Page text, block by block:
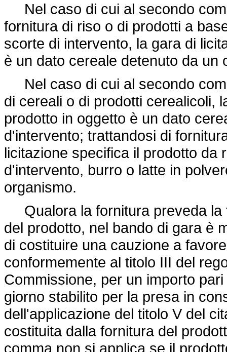
Nel caso di cui al secondo
fornitura di riso o di prodotti a
scorte di intervento, la gara di
è un dato cereale detenuto da un
Nel caso di cui al secondo
di cereali o di prodotti cerealicoli,
prodotto in oggetto è un dato
d'intervento; trattandosi di
licitazione specifica il prodotto da
d'intervento, burro o latte in
organismo.
Qualora la fornitura preveda la
del prodotto, nel bando di gara è
di costituire una cauzione a
conformemente al titolo III del
Commissione, per un importo
giorno stabilito per la presa in
dell'applicazione del titolo V del
costituita dalla fornitura del
comma non si applica se il